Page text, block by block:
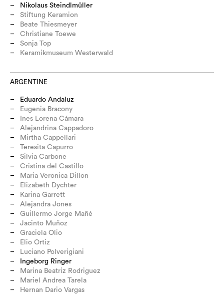
Nikolaus Steindlmüller
Stiftung Keramion
Beate Thiesmeyer
Christiane Toewe
Sonja Top
Keramikmuseum Westerwald
ARGENTINE
Eduardo Andaluz
Eugenia Bracony
Ines Lorena Cámara
Alejandrina Cappadoro
Mirtha Cappellari
Teresita Capurro
Silvia Carbone
Cristina del Castillo
Maria Veronica Dillon
Elizabeth Dychter
Karina Garrett
Alejandra Jones
Guillermo Jorge Mañé
Jacinto Muñoz
Graciela Olio
Elio Ortiz
Luciano Polverigiani
Ingeborg Ringer
Marina Beatriz Rodriguez
Mariel Andrea Tarela
Hernan Dario Vargas